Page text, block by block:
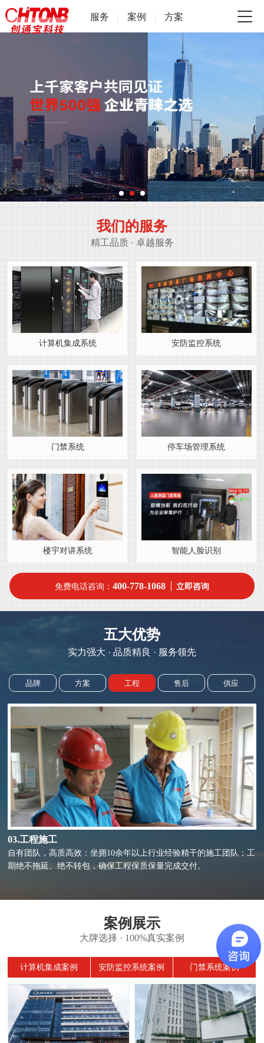
服务 案例 方案
我们的服务
精工品质 · 卓越服务
计算机集成系统 安防监控系统
门禁系统 停车场管理系统
楼宇对讲系统 智能人脸识别
免费电话咨询：400-778-1068 立即咨询
五大优势
实力强大 · 品质精良 · 服务领先
品牌 方案 工程 售后 供应
03.工程施工
自有团队，高质高效：坐拥10余年以上行业经验精干的施工团队；工
期绝不拖延、绝不转包，确保工程保质保量完成交付。
案例展示
大牌选择 · 100%真实案例
计算机集成案例 安防监控系统案例 门禁系统案例